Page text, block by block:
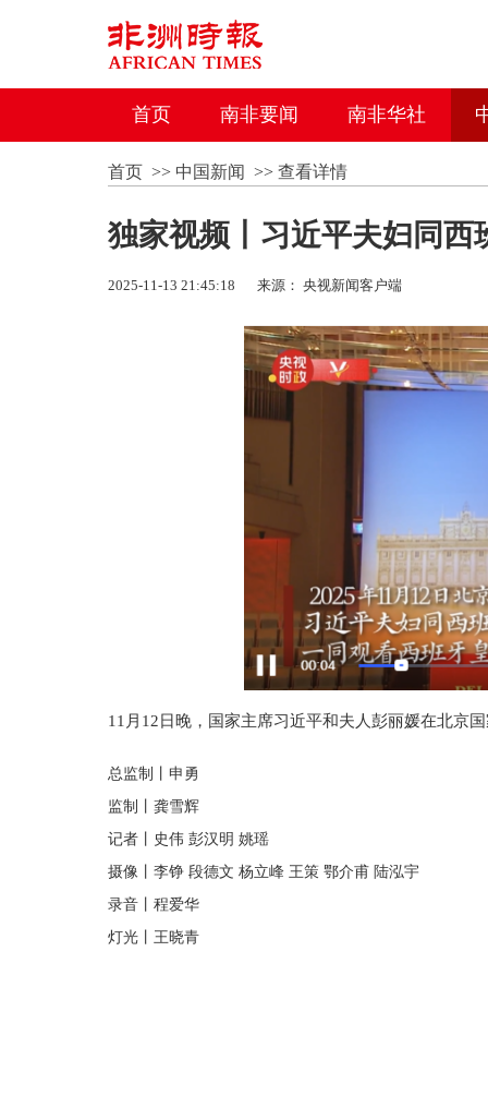
首页 南非要闻 南非华社
首页>> 中国新闻 >> 查看详情
独家视频丨习近平夫妇同
2025-11-13 21:45:18 来源： 央视新闻客户端
11月12日晚，国家主席习近平和夫人彭丽媛在北京
总监制丨申勇
监制丨龚雪辉
记者丨史伟 彭汉明 姚瑶
摄像丨李铮 段德文 杨立峰 王策 鄂介甫 陆泓宇
录音丨程爱华
灯光丨王晓青